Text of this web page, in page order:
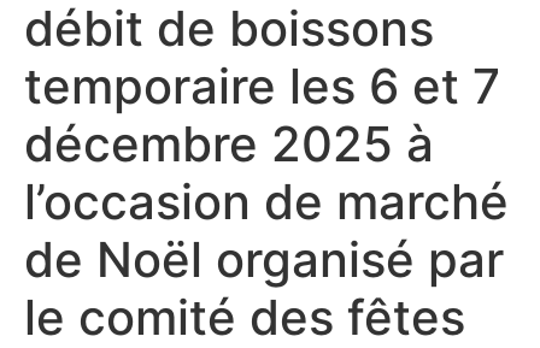
débit de boissons
temporaire les 6 et 7
décembre 2025 à
l’occasion de marché
de Noël organisé par
le comité des fêtes